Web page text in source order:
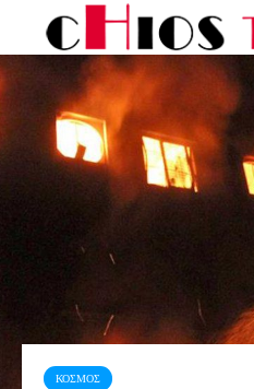
ΚΟΣΜΟΣ